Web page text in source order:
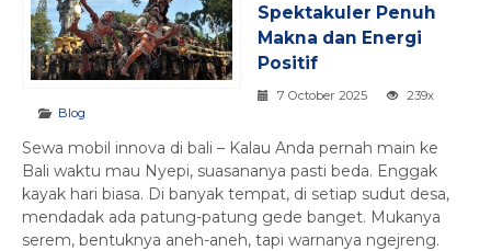
Spektakuler Penuh
Makna dan Energi
Positif
7 October 2025
239x
Blog
Sewa mobil innova di bali – Kalau Anda pernah main ke
Bali waktu mau Nyepi, suasananya pasti beda. Enggak
kayak hari biasa. Di banyak tempat, di setiap sudut desa,
mendadak ada patung-patung gede banget. Mukanya
serem, bentuknya aneh-aneh, tapi warnanya ngejreng.